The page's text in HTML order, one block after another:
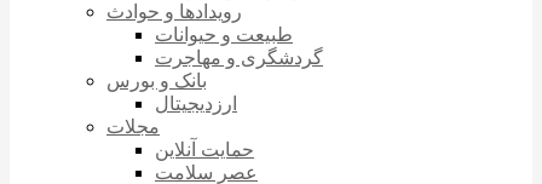
رویدادها و حوادث
طبیعت و حیوانات
گردشگری و مهاجرت
بانک و بورس
ارزدیجیتال
مجلات
حمایت آنلاین
عصر سلامت